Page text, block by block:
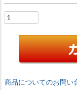
商品についてのお問い